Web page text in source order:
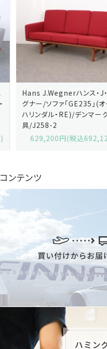
Hans J.Wegnerハンス・J・ウェ
グナー/ソファ「GE235」(オーク/
ハリンダル・RE)/デンマーク家
具/J258-2
629,200円(税込692,120円)
コンテンツ